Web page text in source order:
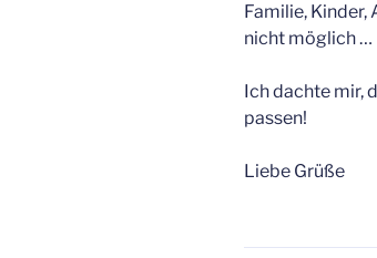
Familie,
nicht möglich …
Ich dachte mir,
passen!
Liebe Grüße